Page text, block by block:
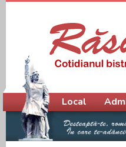
Meniu principal
Local